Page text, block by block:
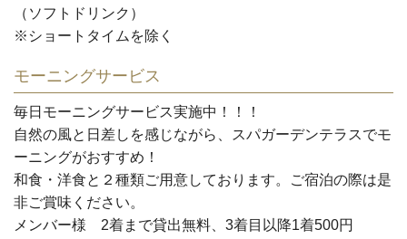
（ソフトドリンク）
※ショートタイムを除く
モーニングサービス
毎日モーニングサービス実施中！！！
自然の風と日差しを感じながら、スパガーデンテラスでモ
ーニングがおすすめ！
和食・洋食と２種類ご用意しております。ご宿泊の際は是
非ご賞味ください。
メンバー様 2着まで貸出無料 、3着目以降1着500円